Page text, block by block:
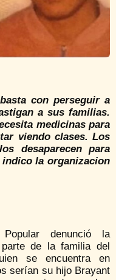
con perseguir a
a sus familias.
medicinas para
viendo clases. Los
desaparecen para
indico la organizacion
denunció la
de la familia del
se encuentra en
serían su hijo Brayant